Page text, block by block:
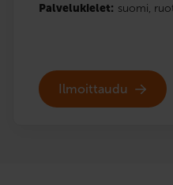
Palvelukielet: suomi,
Ilmoittaudu